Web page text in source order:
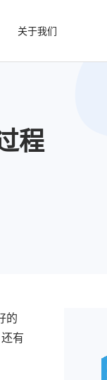
关于我们
程
的
有